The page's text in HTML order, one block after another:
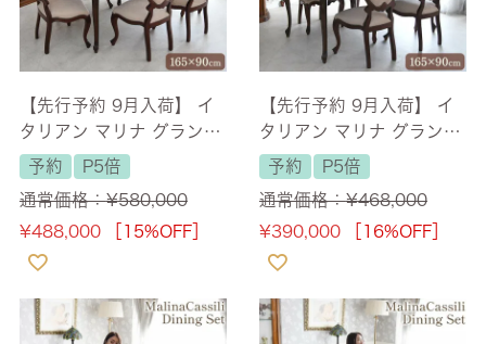
【先行予約 9月入荷】 イ
タリアン マリナ グランデ
長方形 ダイニングセット7
P 6人掛け ジュリアチェア
幅165cm 【送料無料/設
置サービス付】
予約
P5倍
通常価格：¥580,000
¥488,000 ［15%OFF］
【先行予約 9月入荷】 イ
タリアン マリナ グランデ
長方形 ダイニングセット5
P 4人掛け ジュリアチェア
幅165cm 【送料無料/設
置サービス付】
予約
P5倍
通常価格：¥468,000
¥390,000 ［16%OFF］